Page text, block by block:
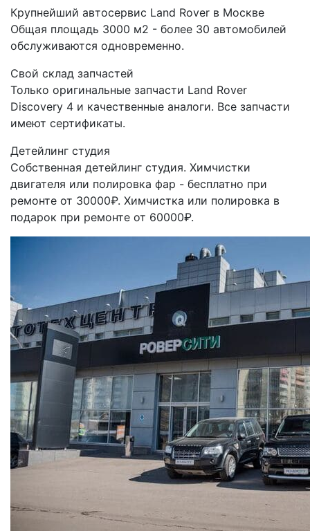
Крупнейший автосервис Land Rover в Москве
Общая площадь 3000 м2 - более 30 автомобилей
обслуживаются одновременно.
Свой склад запчастей
Только оригинальные запчасти Land Rover
Discovery 4 и качественные аналоги. Все запчасти
имеют сертификаты.
Детейлинг студия
Собственная детейлинг студия. Химчистки
двигателя или полировка фар - бесплатно при
ремонте от 30000₽. Химчистка или полировка в
подарок при ремонте от 60000₽.